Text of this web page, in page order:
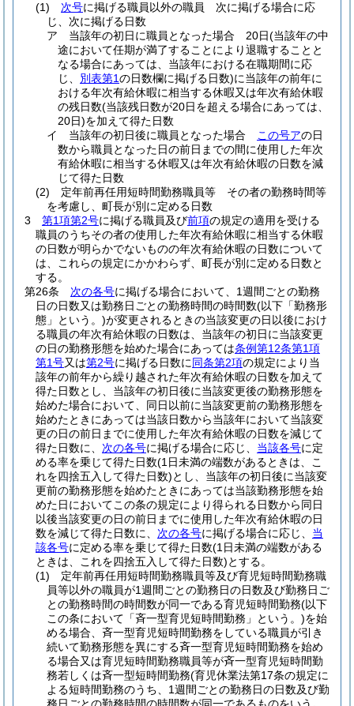
(1)
次号に掲げる職員以外の職員 次に掲げる場合に応
じ、次に掲げる日数
ア
当該年の初日に職員となった場合 20日(当該年の中
途において任期が満了することにより退職することと
なる場合にあっては、当該年における在職期間に応
じ、 別表第1の日数欄に掲げる日数)に当該年の前年に
おける年次有給休暇に相当する休暇又は年次有給休暇
の残日数(当該残日数が20日を超える場合にあっては、
20日)を加えて得た日数
イ
当該年の初日後に職員となった場合 この号アの日
数から職員となった日の前日までの間に使用した年次
有給休暇に相当する休暇又は年次有給休暇の日数を減
じて得た日数
(2)
定年前再任用短時間勤務職員等 その者の勤務時間等
を考慮し、町長が別に定める日数
3
第1項第2号に掲げる職員及び前項の規定の適用を受ける
職員のうちその者の使用した年次有給休暇に相当する休暇
の日数が明らかでないものの年次有給休暇の日数について
は、これらの規定にかかわらず、町長が別に定める日数と
する。
第26条
次の各号に掲げる場合において、1週間ごとの勤務
日の日数又は勤務日ごとの勤務時間の時間数(以下「勤務形
態」という。)が変更されるときの当該変更の日以後におけ
る職員の年次有給休暇の日数は、当該年の初日に当該変更
の日の勤務形態を始めた場合にあっては条例第12条第1項
第1号又は第2号に掲げる日数に同条第2項の規定により当
該年の前年から繰り越された年次有給休暇の日数を加えて
得た日数とし、当該年の初日後に当該変更後の勤務形態を
始めた場合において、同日以前に当該変更前の勤務形態を
始めたときにあっては当該日数から当該年において当該変
更の日の前日までに使用した年次有給休暇の日数を減じて
得た日数に、 次の各号に掲げる場合に応じ、 当該各号に定
める率を乗じて得た日数(1日未満の端数があるときは、こ
れを四捨五入して得た日数)とし、当該年の初日後に当該変
更前の勤務形態を始めたときにあっては当該勤務形態を始
めた日においてこの条の規定により得られる日数から同日
以後当該変更の日の前日までに使用した年次有給休暇の日
数を減じて得た日数に、 次の各号に掲げる場合に応じ、 当
該各号に定める率を乗じて得た日数(1日未満の端数がある
ときは、これを四捨五入して得た日数)とする。
(1)
定年前再任用短時間勤務職員等及び育児短時間勤務職
員等以外の職員が1週間ごとの勤務日の日数及び勤務日ご
との勤務時間の時間数が同一である育児短時間勤務(以下
この条において「斉一型育児短時間勤務」という。)を始
める場合、斉一型育児短時間勤務をしている職員が引き
続いて勤務形態を異にする斉一型育児短時間勤務を始め
る場合又は育児短時間勤務職員等が斉一型育児短時間勤
務若しくは斉一型短時間勤務(育児休業法第17条の規定に
よる短時間勤務のうち、1週間ごとの勤務日の日数及び勤